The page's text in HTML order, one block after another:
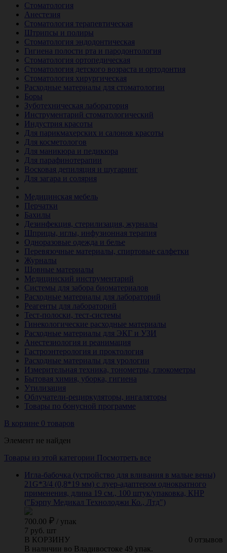
Стоматология
Анестезия
Стоматология терапевтическая
Штрипсы и полиры
Стоматология эндодонтическая
Гигиена полости рта и пародонтология
Стоматология ортопедическая
Стоматология детского возраста и ортодонтия
Стоматология хирургическая
Расходные материалы для стоматологии
Боры
Зуботехническая лаборатория
Инструментарий стоматологический
Индустрия красоты
Для парикмахерских и салонов красоты
Для косметологов
Для маникюра и педикюра
Для парафинотерапии
Восковая депиляция и шугаринг
Для загара и солярия
Медицинская мебель
Перчатки
Бахилы
Дезинфекция, стерилизация, журналы
Шприцы, иглы, инфузионная терапия
Одноразовые одежда и белье
Перевязочные материалы, спиртовые салфетки
Журналы
Шовные материалы
Медицинский инструментарий
Системы для забора биоматериалов
Расходные материалы для лабораторий
Реагенты для лабораторий
Тест-полоски, тест-системы
Гинекологические расходные материалы
Расходные материалы для ЭКГ и УЗИ
Анестезиология и реанимация
Гастроэнтерология и проктология
Расходные материалы для урологии
Измерительная техника, тонометры, глюкометры
Бытовая химия, уборка, гигиена
Утилизация
Облучатели-рециркуляторы, ингаляторы
Товары по бонусной программе
В корзине 0 товаров
Элемент не найден
Товары из этой категории Посмотреть все
Игла-бабочка (устройство для вливания в малые вены)
21G*3/4 (0,8*19 мм) с луер-адаптером однократного
применения, длина 19 см., 100 штук/упаковка, КНР
("Бэрпу Медикал Технолоджи Ко., Лтд")
700.00 / упак
7 руб. шт
0 отзывов
В КОРЗИНУ
В наличии во Владивостоке 49 упак.